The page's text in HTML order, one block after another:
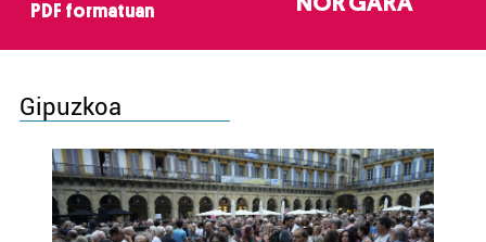
PDF formatuan
Gipuzkoa